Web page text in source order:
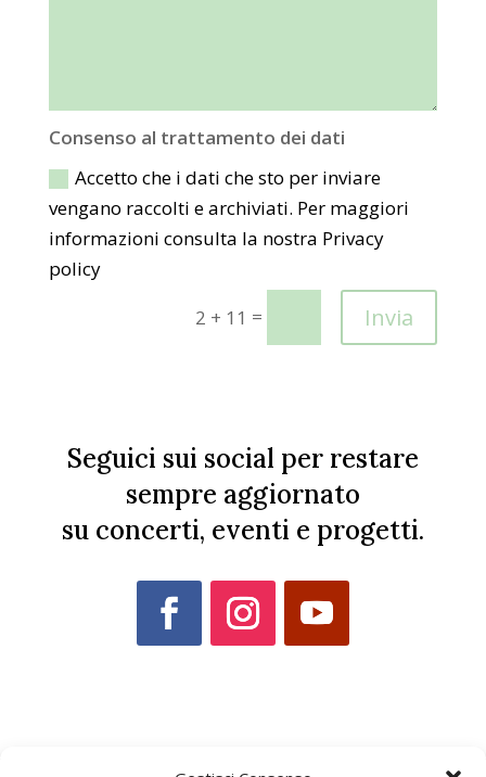
Consenso al trattamento dei dati
Accetto che i dati che sto per inviare
vengano raccolti e archiviati. Per maggiori
informazioni consulta la nostra Privacy
policy
2 + 11 = Invia
Seguici sui social per restare
sempre aggiornato
su concerti, eventi e progetti.